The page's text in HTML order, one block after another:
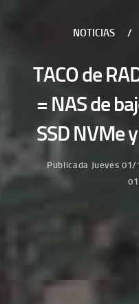
NOTICIAS /
TACO de
= NAS de
SSD NVMe
Publicada Jueves